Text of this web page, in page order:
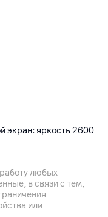
экран: яркость 2600
любых
в связи с тем,
или